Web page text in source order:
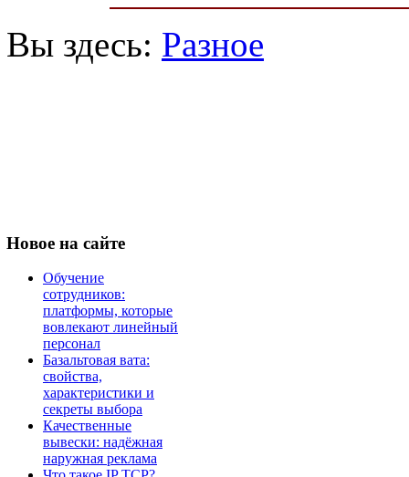
Вы здесь: Разное
Новое на сайте
Обучение
сотрудников:
платформы, которые
вовлекают линейный
персонал
Базальтовая вата:
свойства,
характеристики и
секреты выбора
Качественные
вывески: надёжная
наружная реклама